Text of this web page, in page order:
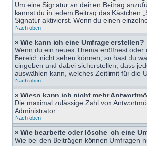
Um eine Signatur an deinen Beitrag
kannst du in jedem Beitrag das Kästchen
Signatur aktivierst. Wenn du einen
Nach oben
» Wie kann ich eine Umfrage erstellen?
Wenn du ein neues Thema eröffnest oder
Bereich nicht sehen können, so hast du
eingeben und dabei sicherstellen, dass
auswählen kann, welches Zeitlimit für die
Nach oben
» Wieso kann ich nicht mehr
Die maximal zulässige Zahl von
Administrator.
Nach oben
» Wie bearbeite oder lösche ich eine
Wie bei den Beiträgen können Umfragen